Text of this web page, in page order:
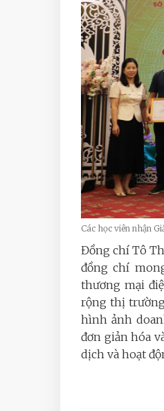
Các học viên nhận
Đồng chí Tô
đồng chí
thương mại
rộng thị
hình ảnh
đơn giản hóa
dịch và hoạt